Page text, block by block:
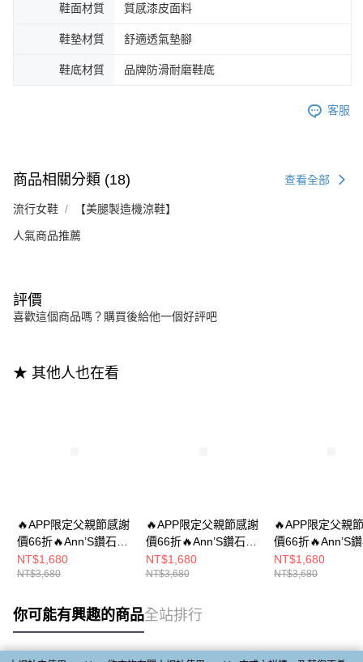
鞋面材質 質感漆皮面料
鞋墊材質 舒適透氣墊腳
鞋底材質 品牌防滑耐磨鞋底
客服
商品相關分類 (18) 查看全部
流行女鞋 【美腿製造機涼鞋】
人氣商品推薦
評價
喜歡這個商品嗎？購買後給他一個好評吧
★ 其他人也在看
🔥APP限定父親節感謝
價66折🔥Ann’S鑽石圍
邊寬版-立體愛心平底
夾腳涼鞋1cm-銀
NT$1,680
NT$3,680
🔥APP限定父親節感謝
價66折🔥Ann’S鑽石圍
邊寬版-小愛心可兩穿
平底涼鞋(腳趾一字帶
NT$1,680
NT$3,680
🔥APP限定父親
價66折🔥Ann’S
邊寬版-小愛心可
平底涼鞋(腳趾一
NT$1,680
NT$3,680
你可能有興趣的商品全站排行